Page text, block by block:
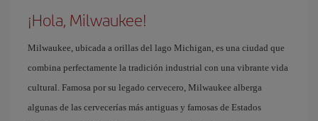
¡Hola, Milwaukee!
Milwaukee, ubicada a orillas del lago Michigan, es una ciudad que
combina perfectamente la tradición industrial con una vibrante vida
cultural. Famosa por su legado cervecero, Milwaukee alberga
algunas de las cervecerías más antiguas y famosas de Estados